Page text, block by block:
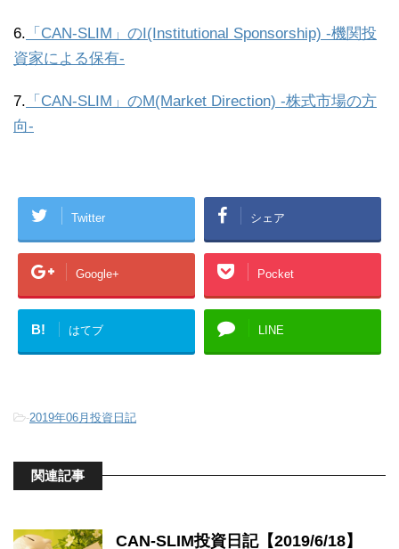
6. 「CAN-SLIM」のI(Institutional Sponsorship) -機関投
資家による保有-
7. 「CAN-SLIM」のM(Market Direction) -株式市場の方
向-
Twitter シェア
Google+ Pocket
B! はてブ LINE
-2019年06月投資日記
関連記事
CAN-SLIM投資日記【2019/6/18】